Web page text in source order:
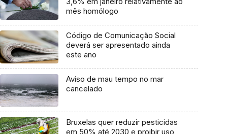
mês homólogo
Código de Comunicação Social
deverá ser apresentado ainda
este ano
Aviso de mau tempo no mar
cancelado
Bruxelas quer reduzir pesticidas
em 50% até 2030 e proibir uso